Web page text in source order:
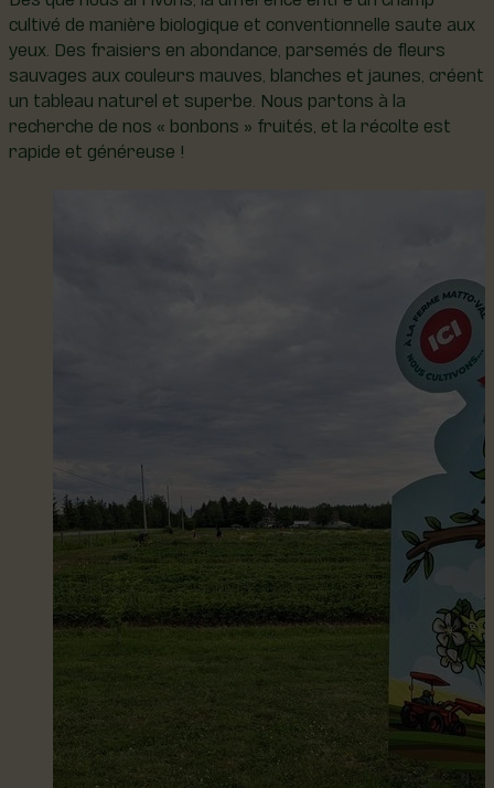
cultivé de manière biologique et conventionnelle saute aux
yeux. Des fraisiers en abondance, parsemés de fleurs
sauvages aux couleurs mauves, blanches et jaunes, créent
un tableau naturel et superbe. Nous partons à la
recherche de nos « bonbons » fruités, et la récolte est
rapide et généreuse !